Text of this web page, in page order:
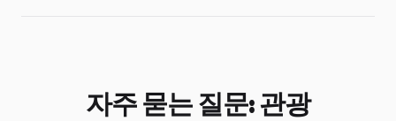
자주 묻는 질문: 관광